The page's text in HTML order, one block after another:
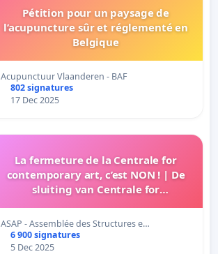
Pétition pour un paysage de
l’acupuncture sûr et réglementé en
Belgique
Acupunctuur Vlaanderen - BAF
802 signatures
17 Dec 2025
La fermeture de la Centrale for
contemporary art, c’est NON ! | De
sluiting van Centrale for
the closure of Centrale for
Contemporary Art!
ASAP - Assemblée des Structures e…
6 900 signatures
5 Dec 2025